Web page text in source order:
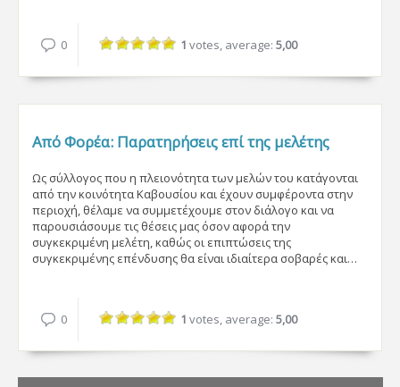
0 1 votes, average: 5,00
Από Φορέα: Παρατηρήσεις επί της μελέτης
Ως σύλλογος που η πλειονότητα των μελών του κατάγονται
από την κοινότητα Καβουσίου και έχουν συμφέροντα στην
περιοχή, θέλαμε να συμμετέχουμε στον διάλογο και να
παρουσιάσουμε τις θέσεις μας όσον αφορά την
συγκεκριμένη μελέτη, καθώς οι επιπτώσεις της
συγκεκριμένης επένδυσης θα είναι ιδιαίτερα σοβαρές και…
0 1 votes, average: 5,00